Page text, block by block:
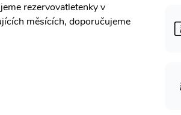
rezervovatletenky v
měsících, doporučujeme